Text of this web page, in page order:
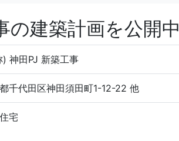
の建築計画を公開中
) 神田PJ 新築工事
千代田区神田須田町1-12-22 他
宅